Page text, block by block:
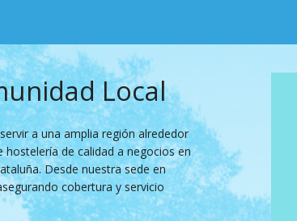
Local
a una amplia región alrededor
de calidad a negocios en
Desde nuestra sede en
cobertura y servicio